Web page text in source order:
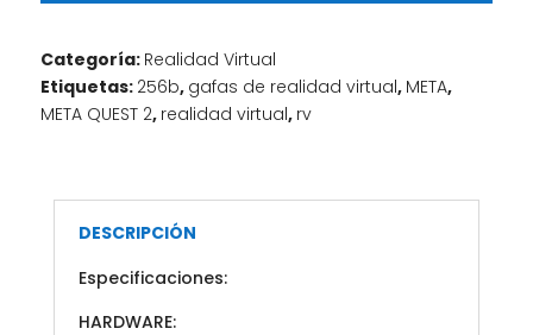
Categoría: Realidad Virtual
Etiquetas: 256b, gafas de realidad virtual, META,
META QUEST 2, realidad virtual, rv
DESCRIPCIÓN
Especificaciones:
HARDWARE: